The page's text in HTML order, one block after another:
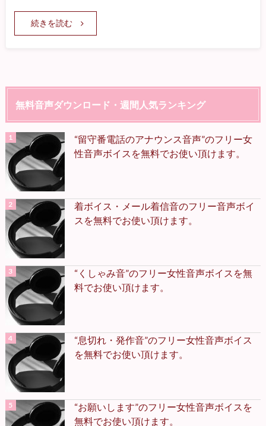
続きを読む
無料音声ダウンロード・週間人気ランキング
“留守番電話のアナウンス音声”のフリー女
性音声ボイスを無料でお使い頂けます。
着ボイス・メール着信音のフリー音声ボイ
スを無料でお使い頂けます。
“くしゃみ音”のフリー女性音声ボイスを無
料でお使い頂けます。
“息切れ・発作音”のフリー女性音声ボイス
を無料でお使い頂けます。
“お願いします”のフリー女性音声ボイスを
無料でお使い頂けます。